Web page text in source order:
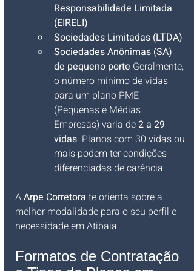
Responsabilidade Limitada
(EIRELI)
Sociedades Limitadas (LTDA)
Sociedades Anônimas (SA)
de pequeno porte Geralmente,
o número mínimo de vidas
para um plano PME
(Pequenas e Médias
Empresas) varia de 2 a 29
vidas. Planos com 30 vidas ou
mais podem ter condições
diferenciadas de carência.
A Arpe Corretora te orienta sobre a
melhor modalidade para o seu perfil e
necessidade em Atibaia.
Formatos de Contratação